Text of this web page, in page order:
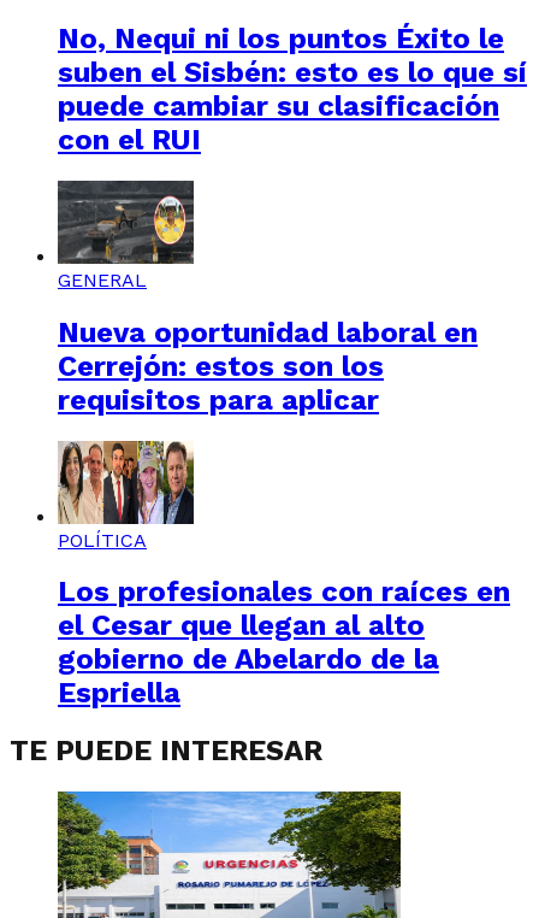
No, Nequi ni los puntos Éxito le
suben el Sisbén: esto es lo que sí
puede cambiar su clasificación
con el RUI
GENERAL
Nueva oportunidad laboral en
Cerrejón: estos son los
requisitos para aplicar
POLÍTICA
Los profesionales con raíces en
el Cesar que llegan al alto
gobierno de Abelardo de la
Espriella
TE PUEDE INTERESAR